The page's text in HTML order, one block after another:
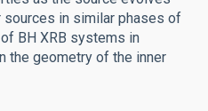
in similar phases of
BH XRB systems in
the geometry of the inner